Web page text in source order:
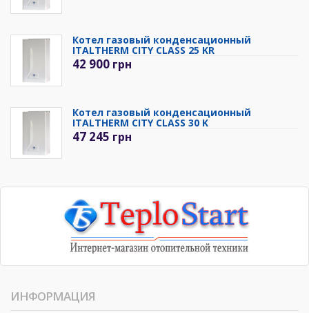
Котел газовый конденсационный
ITALTHERM CITY CLASS 25 KR
42 900 грн
Котел газовый конденсационный
ITALTHERM CITY CLASS 30 K
47 245 грн
ИНФОРМАЦИЯ